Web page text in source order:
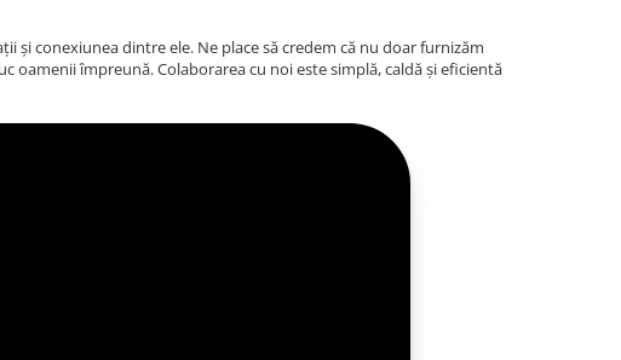
conexiunea dintre ele. Ne place să credem că nu doar furnizăm
oamenii împreună. Colaborarea cu noi este simplă, caldă și eficientă